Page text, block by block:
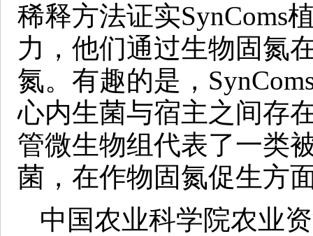
稀释方法证实SynComs
力，他们通过生物固氮
氮。有趣的是，
心内生菌与宿主之间存
管微生物组代表了一类
菌，在作物固氮促生方
中国农业科学院农业